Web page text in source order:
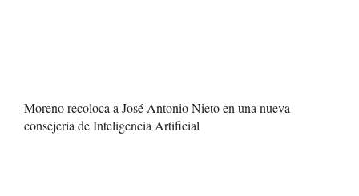
Moreno recoloca a José Antonio Nieto en una nueva
consejería de Inteligencia Artificial